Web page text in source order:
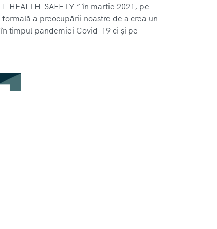
HEALTH-SAFETY ” în martie 2021, pe
a preocupării noastre de a crea un
timpul pandemiei Covid-19 ci și pe